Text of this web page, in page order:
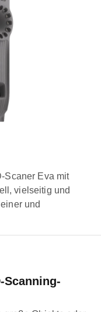
Scaner Eva mit
vielseitig und
und
Scanning-